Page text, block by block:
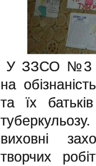
У ЗЗСО №3
на
та їх
виховні
творчих робіт